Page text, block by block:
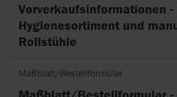
Vorverkaufsinformationen -
Hygienesortiment und
Rollstühle
Maßblatt/Bestellformular